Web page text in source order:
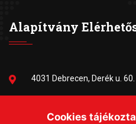
Alapítvány
4031 Debrecen, Derék u.
Cookies